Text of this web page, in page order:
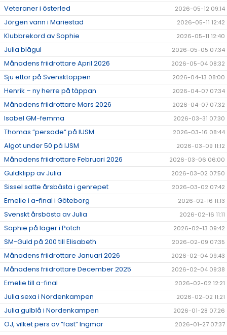
Veteraner i österled 2026-05-12 09:14
Jörgen vann i Mariestad 2026-05-11 12:42
Klubbrekord av Sophie 2026-05-11 12:40
Julia blågul 2026-05-05 07:34
Månadens friidrottare April 2026 2026-05-04 08:32
Sju ettor på Svensktoppen 2026-04-13 08:00
Henrik – ny herre på täppan 2026-04-07 07:34
Månadens friidrottare Mars 2026 2026-04-07 07:32
Isabel GM-femma 2026-03-31 07:30
Thomas ”persade” på IUSM 2026-03-16 08:44
Algot under 50 på IJSM 2026-03-09 11:12
Månadens friidrottare Februari 2026 2026-03-06 06:00
Guldklipp av Julia 2026-03-02 07:50
Sissel satte årsbästa i genrepet 2026-03-02 07:42
Emelie i a-final i Göteborg 2026-02-16 11:13
Svenskt årsbästa av Julia 2026-02-16 11:11
Sophie på läger i Potch 2026-02-13 09:42
SM-Guld på 200 till Elisabeth 2026-02-09 07:35
Månadens friidrottare Januari 2026 2026-02-04 09:43
Månadens friidrottare December 2025 2026-02-04 09:38
Emelie till a-final 2026-02-02 12:21
Julia sexa i Nordenkampen 2026-02-02 11:21
Julia gulblå i Nordenkampen 2026-01-28 07:26
OJ, vilket pers av ”fast” Ingmar 2026-01-27 07:37